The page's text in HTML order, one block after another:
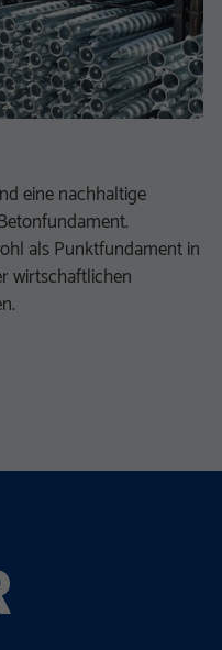
eine nachhaltige
als Punktfundament in
wirtschaftlichen